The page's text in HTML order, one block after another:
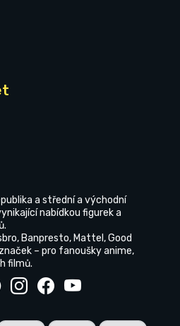
a střední a východní
nabídkou figurek a
Banpresto, Mattel, Good
– pro fanoušky anime,
filmů.